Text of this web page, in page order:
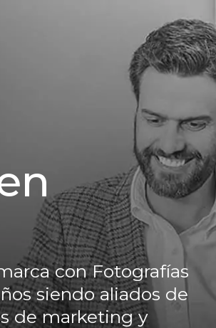
con Fotografías
siendo aliados de
de marketing y